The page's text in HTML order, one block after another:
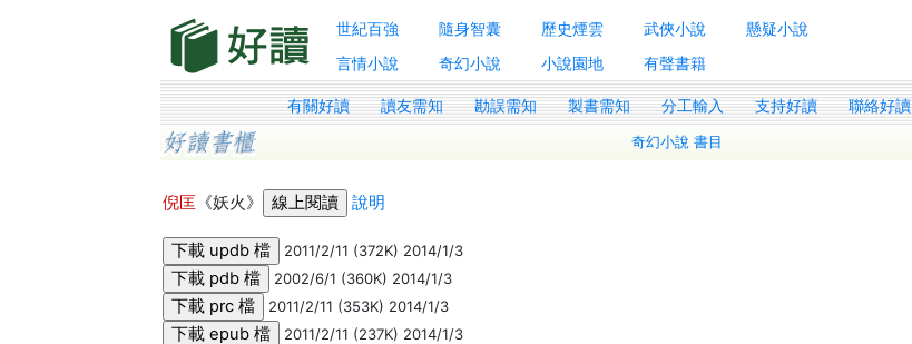
世紀百強 隨身智囊 歷史煙雲 武俠小說
懸疑小說
言情小說
奇幻小說 小說園地 有聲書籍
有關好讀 讀友需知 勘誤需知 製書需知 分工輸入 支持好讀 聯絡好讀
奇幻小說 書目
倪匡 《妖火》 說明
2011/2/11 (372K) 2014/1/3
2002/6/1 (360K) 2014/1/3
2011/2/11 (353K) 2014/1/3
2011/2/11 (237K) 2014/1/3